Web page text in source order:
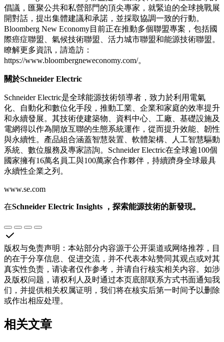
倡議，匯聚公共和私營部門的頂尖專家，就緊迫的全球挑戰展
開對話，提出集體建議和承諾，並採取協調一致的行動。
Bloomberg New Economy目前正在推動多個聯盟專案，包括國
際癌症聯盟、氣候技術聯盟、活力城市聯盟和能源技術聯盟。
瞭解更多資訊，請造訪：
https://www.bloombergneweconomy.com/。
關於Schneider Electric
Schneider Electric是全球能源技術領導者，致力於利用電氣
化、自動化和數位化手段，推動工業、企業和家庭的效率提升
和永續發展。其技術使建築物、資料中心、工廠、基礎設施及
電網得以作為開放互聯的生態系統運作，從而提升效能、韌性
與永續性。產品組合涵蓋智慧裝置、軟體架構、人工智慧驅動
系統、數位服務及專家諮詢。Schneider Electric在全球逾100個
國家擁有16萬名員工與100萬家合作夥伴，持續躋身全球最具
永續性企業之列。
www.se.com
在Schneider Electric Insights ，探索能源技術的新發現。
版权与免责声明 ： 本站部分内容源于公开渠道或网络推荐，目
的在于分享信息、促进交流，并不代表本站赞同其观点或对其
真实性负责，请读者仅作参考，并请自行核实相关内容。如涉
及版权问题，请权利人及时通过本页底部联系方式书面通知我
们，并提供相关权属证明，我们将在核实后第一时间予以删除
或作出相应处理。
相关文章